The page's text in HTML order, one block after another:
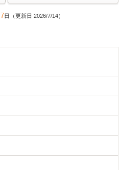
7日（更新日 2026/7/14）